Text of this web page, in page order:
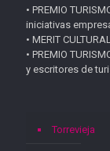
• PREMIO
iniciativas
• MERIT
• PREMIO
y escritores de
Torrevieja